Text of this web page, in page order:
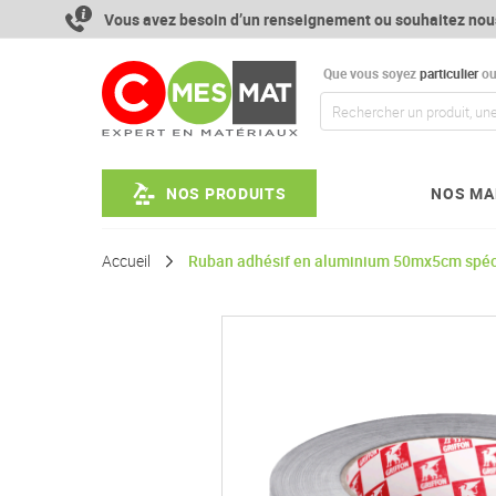
contenu
Vous avez besoin d’un renseignement ou souhaitez
Que vous soyezparticulierou
NOS PRODUITS NOS
Accueil Ruban adhésif en aluminium 50mx5cm